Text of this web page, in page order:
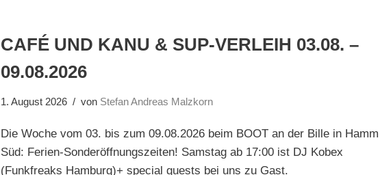
CAFÉ UND KANU & SUP-VERLEIH 03.08. –
09.08.2026
1. August 2026 von Stefan Andreas Malzkorn
Die Woche vom 03. bis zum 09.08.2026 beim BOOT an der Bille in Hamm
Süd: Ferien-Sonderöffnungszeiten! Samstag ab 17:00 ist DJ Kobex
(Funkfreaks Hamburg)+ special guests bei uns zu Gast.